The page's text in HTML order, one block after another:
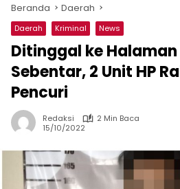
Beranda Daerah
Daerah Kriminal News
Ditinggal ke Halaman
Sebentar, 2 Unit HP
Pencuri
Redaksi
2 Min Baca
15/10/2022